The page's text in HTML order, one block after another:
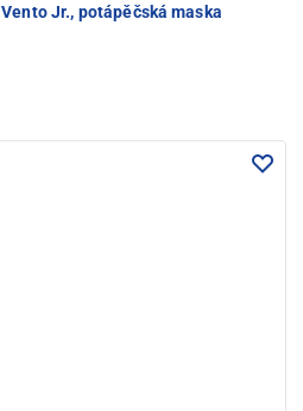
Vento Jr., potápěčská maska